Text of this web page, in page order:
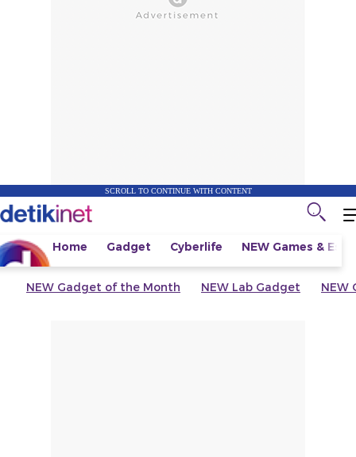
SCROLL TO CONTINUE WITH CONTENT
Home Gadget Cyberlife NEW Games &
NEW Gadget of the Month NEW Lab Gadget NEW